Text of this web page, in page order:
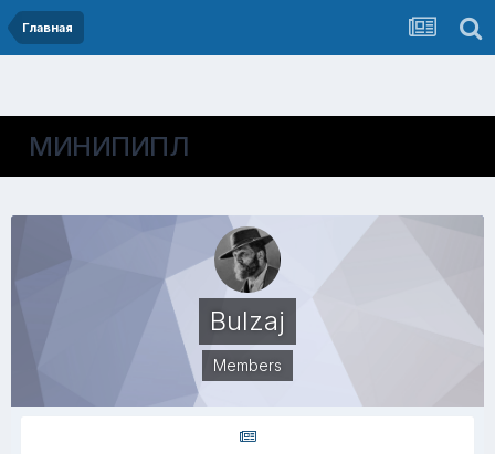
Главная
МИНИПИПЛ
Bulzaj
Members